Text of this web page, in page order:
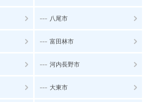
--- 八尾市
--- 富田林市
--- 河内長野市
--- 大東市